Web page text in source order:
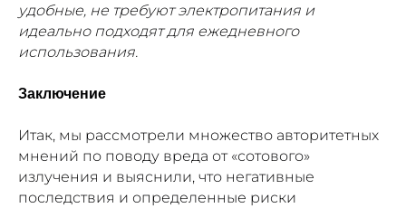
удобные, не требуют электропитания и
идеально подходят для ежедневного
использования.
Заключение
Итак, мы рассмотрели множество авторитетных
мнений по поводу вреда от «сотового»
излучения и выяснили, что негативные
последствия и определенные риски